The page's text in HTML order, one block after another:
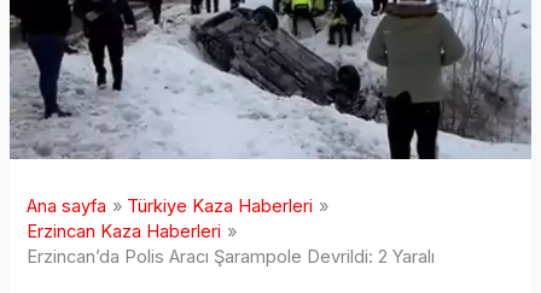
Ana sayfa
Türkiye Kaza Haberleri
Erzincan Kaza Haberleri
Erzincan’da Polis Aracı Şarampole Devrildi: 2 Yaralı